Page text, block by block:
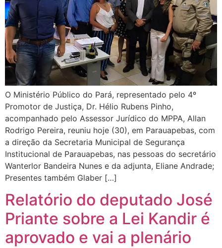
O Ministério Público do Pará, representado pelo 4º
Promotor de Justiça, Dr. Hélio Rubens Pinho,
acompanhado pelo Assessor Jurídico do MPPA, Allan
Rodrigo Pereira, reuniu hoje (30), em Parauapebas, com
a direção da Secretaria Municipal de Segurança
Institucional de Parauapebas, nas pessoas do secretário
Wanterlor Bandeira Nunes e da adjunta, Eliane Andrade;
Presentes também Glaber […]
Relatório do deputado José
Priante sobre a Lei Kandir é
aprovado e vai a plenário